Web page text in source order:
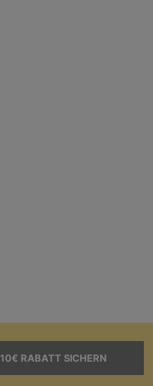
10€ RABATT SICHERN